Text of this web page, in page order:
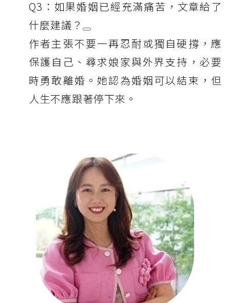
Q3：如果婚姻已經充滿痛苦，文章給了
什麼建議？
作者主張不要一再忍耐或獨自硬撐，應
保護自己、尋求娘家與外界支持，必要
時勇敢離婚。她認為婚姻可以結束，但
人生不應跟著停下來。